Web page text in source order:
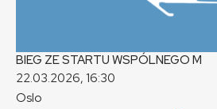
BIEG ZE STARTU WSPÓLNEGO M
22.03.2026, 16:30
Oslo